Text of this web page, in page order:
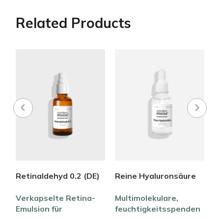
Related Products
Retinaldehyd 0.2 (DE)
Verkapselte Retina-
Emulsion für
Reine Hyaluronsäure
Multimolekulare,
feuchtigkeitsspenden